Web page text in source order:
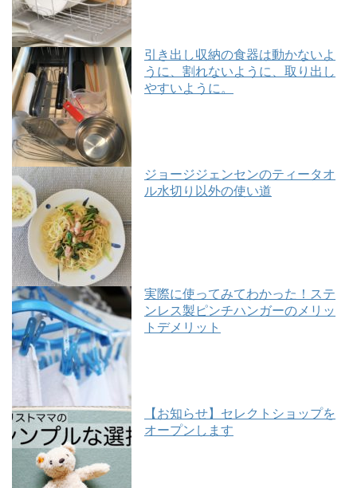
引き出し収納の食器は動かないよ
うに、割れないように、取り出し
やすいように。
ジョージジェンセンのティータオ
ル水切り以外の使い道
実際に使ってみてわかった！ステ
ンレス製ピンチハンガーのメリッ
トデメリット
【お知らせ】セレクトショップを
オープンします